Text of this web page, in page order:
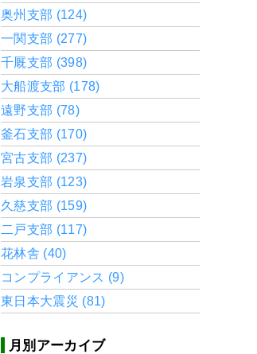
奥州支部 (124)
一関支部 (277)
千厩支部 (398)
大船渡支部 (178)
遠野支部 (78)
釜石支部 (170)
宮古支部 (237)
岩泉支部 (123)
久慈支部 (159)
二戸支部 (117)
花林舎 (40)
コンプライアンス (9)
東日本大震災 (81)
月別アーカイブ